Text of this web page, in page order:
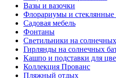
Вазы и вазочки
Флорариумы и
Садовая мебель
Фонтаны
Светильники на
Гирлянды на солнечных
Кашпо и подставки для
Коллекция Прованс
Пляжный отдых